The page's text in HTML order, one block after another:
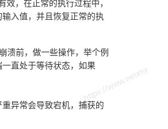
，在正常的执行过程中，
入值，并且恢复正常的执
溃前，做一些操作，举个例
直处于等待状态，如果
异常会导致宕机，捕获的